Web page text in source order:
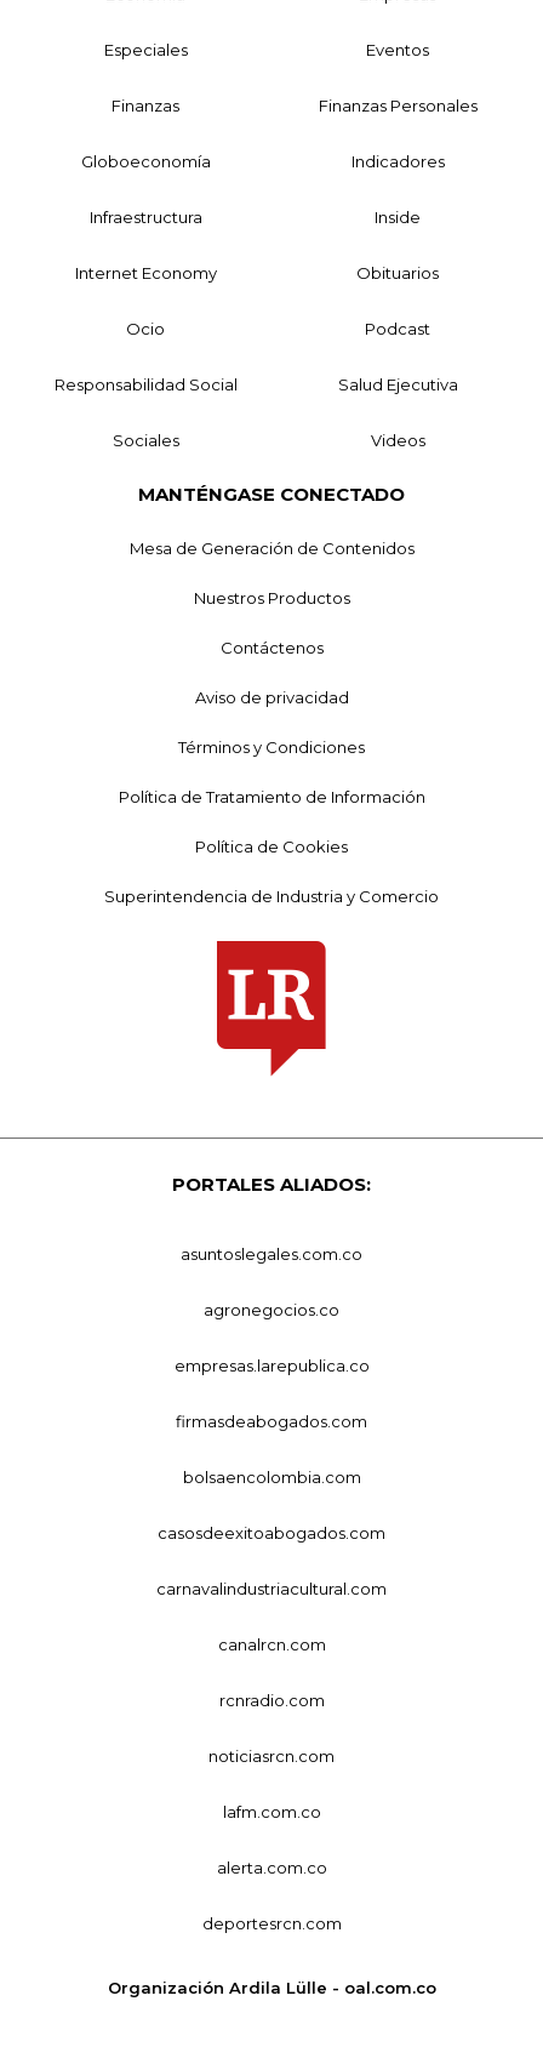
Especiales Eventos
Finanzas Finanzas Personales
Globoeconomía Indicadores
Infraestructura Inside
Internet Economy Obituarios
Ocio Podcast
Responsabilidad Social Salud Ejecutiva
Sociales Videos
MANTÉNGASE CONECTADO
Mesa de Generación de Contenidos
Nuestros Productos
Contáctenos
Aviso de privacidad
Términos y Condiciones
Política de Tratamiento de Información
Política de Cookies
Superintendencia de Industria y Comercio
PORTALES ALIADOS:
asuntoslegales.com.co
agronegocios.co
empresas.larepublica.co
firmasdeabogados.com
bolsaencolombia.com
casosdeexitoabogados.com
carnavalindustriacultural.com
canalrcn.com
rcnradio.com
noticiasrcn.com
lafm.com.co
alerta.com.co
deportesrcn.com
Organización Ardila Lülle - oal.com.co